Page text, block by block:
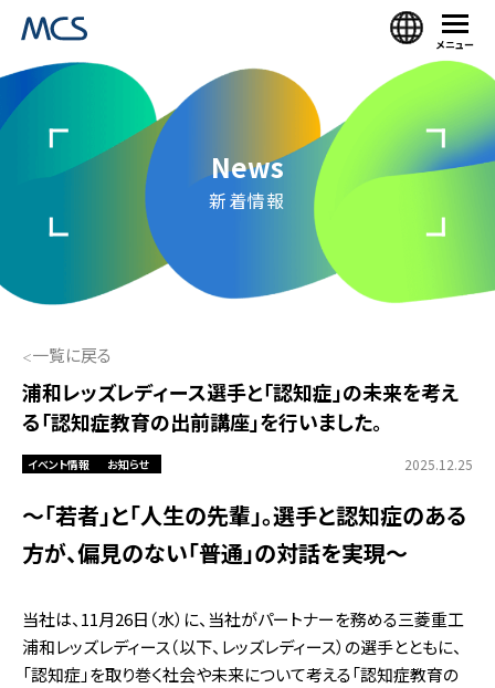
メニュー
News
新着情報
一覧に戻る
浦和レッズレディース選手と「認知症」の未来を考え
る「認知症教育の出前講座」を行いました。
イベント情報 お知らせ 2025.12.25
～「若者」と「人生の先輩」。選手と認知症のある
方が、偏見のない「普通」の対話を実現～
当社は、11月26日（水）に、当社がパートナーを務める三菱重工
浦和レッズレディース（以下、レッズレディース）の選手とともに、
「認知症」を取り巻く社会や未来について考える「認知症教育の